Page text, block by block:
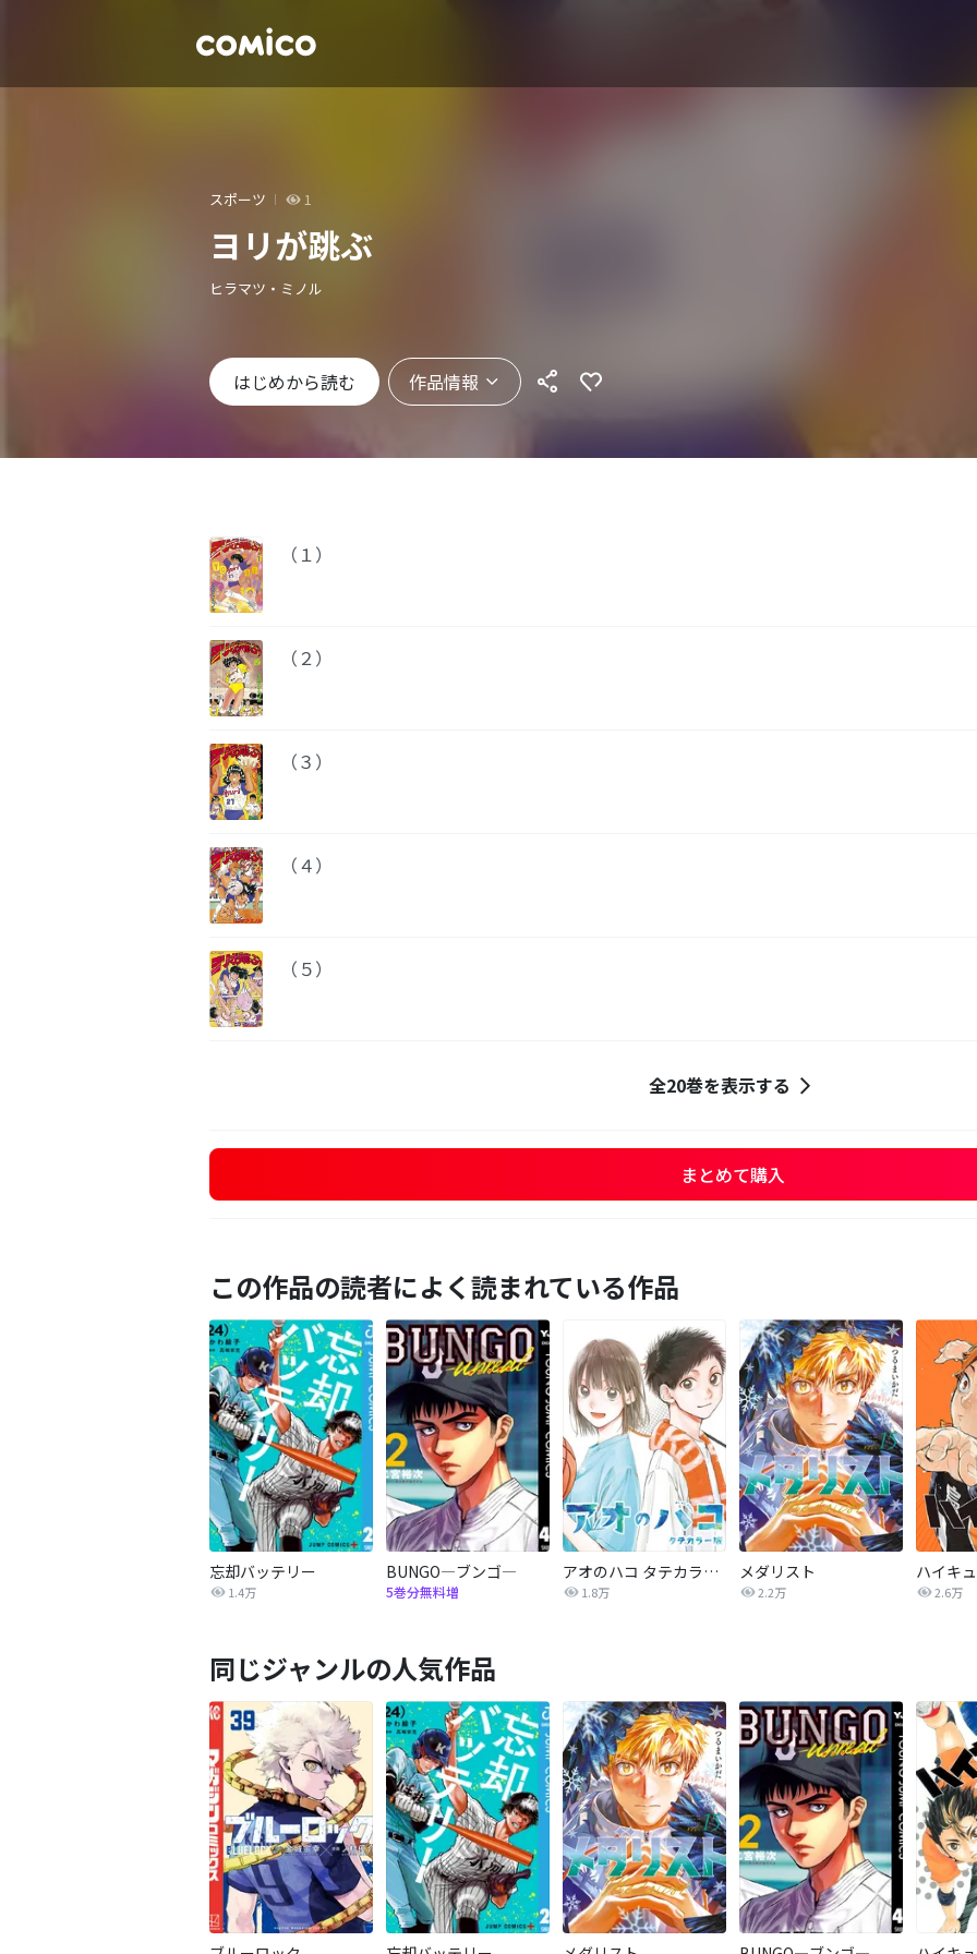
スポーツ 1
ヨリが跳ぶ
ヒラマツ・ミノル
はじめから読む 作品情報
（１）
（２）
（３）
（４）
（５）
全20巻を表示する
まとめて購入
この作品の読者によく読まれている作品
忘却バッテリー
1.4万
BUNGO―ブンゴ―
5巻分無料増
アオのハコ タテカラー版【タテヨミ】
1.8万
メダリスト
2.2万 2.6万
同じジャンルの人気作品